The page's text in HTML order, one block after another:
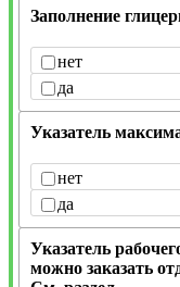
Заполнение
нет
да
Указатель
нет
да
Указатель
можно заказать